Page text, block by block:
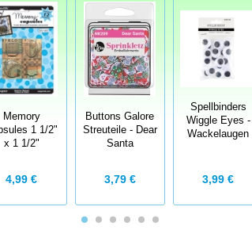
Memory
1 1/2"
x 1 1/2"
4,99 €
Buttons Galore
Streuteile - Dear
Santa
3,79 €
Spellbinders
Wiggle Eyes -
Wackelaugen
3,99 €